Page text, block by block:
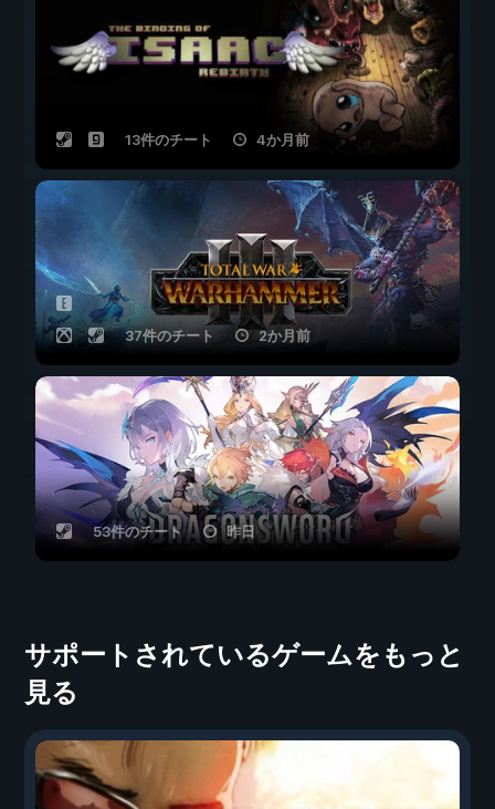
13件のチート 4か月前
37件のチート 2か月前
53件のチート 昨日
サポートされているゲームをもっと
見る